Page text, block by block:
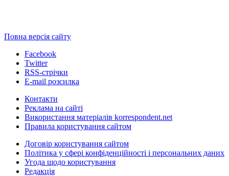
Повна версія сайту
Facebook
Twitter
RSS-стрічки
E-mail розсилка
Контакти
Реклама на сайті
Використання матеріалів korrespondent.net
Правила користування сайтом
Договір користування сайтом
Політика у сфері конфіденційності і персональних даних
Угода щодо користування
Редакція